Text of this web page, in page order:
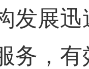
发展
务，